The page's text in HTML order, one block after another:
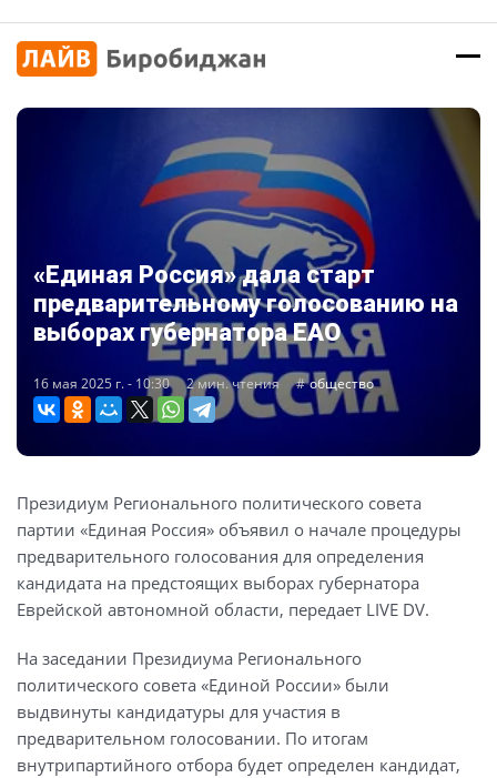
«Единая Россия» дала старт
предварительному голосованию на
выборах губернатора ЕАО
16 мая 2025 г. - 10:30 2 мин. чтения общество
Президиум Регионального политического совета
партии «Единая Россия» объявил о начале процедуры
предварительного голосования для определения
кандидата на предстоящих выборах губернатора
Еврейской автономной области, передает LIVE DV.
На заседании Президиума Регионального
политического совета «Единой России» были
выдвинуты кандидатуры для участия в
предварительном голосовании. По итогам
внутрипартийного отбора будет определен кандидат,